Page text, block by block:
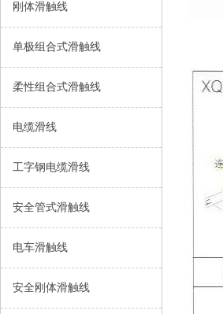
刚体滑触线
单极组合式滑触线
柔性组合式滑触线
电缆滑线
工字钢电缆滑线
安全管式滑触线
电车滑触线
安全刚体滑触线